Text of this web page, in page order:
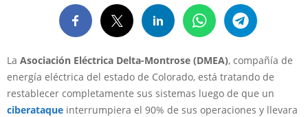
La Asociación Eléctrica Delta-Montrose (DMEA), compañía de
energía eléctrica del estado de Colorado, está tratando de
restablecer completamente sus sistemas luego de que un
ciberataque interrumpiera el 90% de sus operaciones y llevara